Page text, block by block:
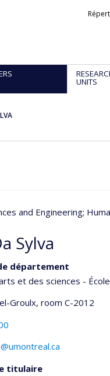
UNITS
and Engineering;
Sylva
département
et des sciences -
Groulx, room C-2012
titulaire